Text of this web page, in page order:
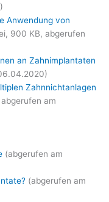
Anwendung von
900 KB, abgerufen
an Zahnimplantaten
Zahnnichtanlagen
am
(abgerufen am
(abgerufen am